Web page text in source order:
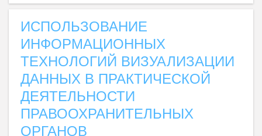
ИСПОЛЬЗОВАНИЕ
ИНФОРМАЦИОННЫХ
ТЕХНОЛОГИЙ ВИЗУАЛИЗАЦИИ
ДАННЫХ В ПРАКТИЧЕСКОЙ
ДЕЯТЕЛЬНОСТИ
ПРАВООХРАНИТЕЛЬНЫХ
ОРГАНОВ